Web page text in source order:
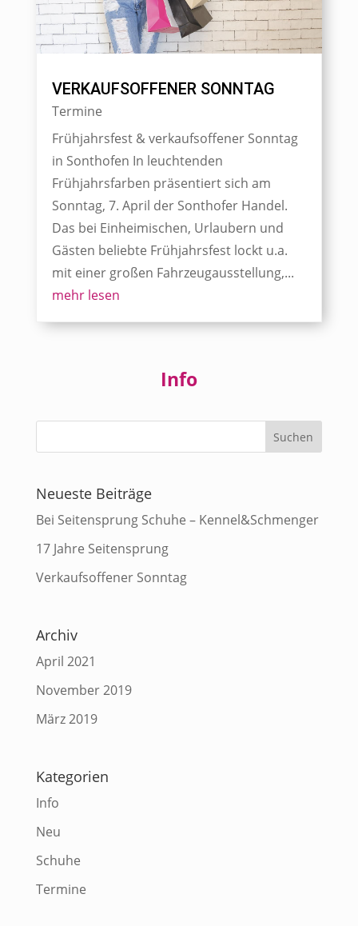
VERKAUFSOFFENER SONNTAG
Termine
Frühjahrsfest & verkaufsoffener Sonntag
in Sonthofen In leuchtenden
Frühjahrsfarben präsentiert sich am
Sonntag, 7. April der Sonthofer Handel.
Das bei Einheimischen, Urlaubern und
Gästen beliebte Frühjahrsfest lockt u.a.
mit einer großen Fahrzeugausstellung,...
mehr lesen
Info
Neueste Beiträge
Bei Seitensprung Schuhe – Kennel&Schmenger
17 Jahre Seitensprung
Verkaufsoffener Sonntag
Archiv
April 2021
November 2019
März 2019
Kategorien
Info
Neu
Schuhe
Termine